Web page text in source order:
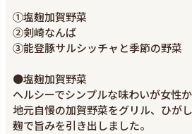
①塩麹加賀野菜
②剣崎なんば
③能登豚サルシッチャと季節の野菜
●塩麹加賀野菜
ヘルシーでシンプルな味わいが女性
地元自慢の加賀野菜をグリル、ひが
麹で旨みを引き出しました。